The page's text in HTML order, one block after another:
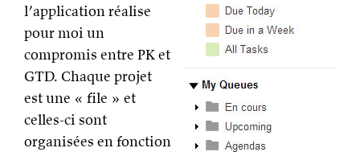
l’application réalise
pour moi un
compromis entre PK et
GTD. Chaque projet
est une « file » et
celles-ci sont
organisées en fonction